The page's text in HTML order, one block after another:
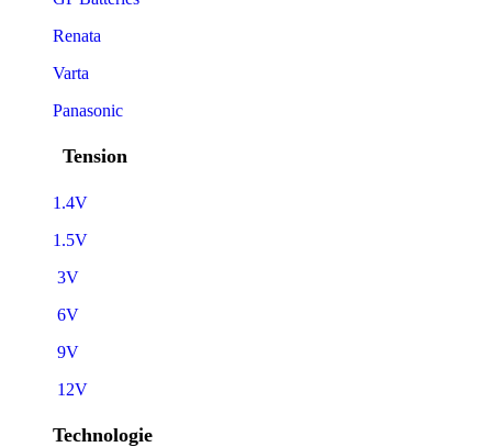
Renata
Varta
Panasonic
Tension
1.4V
1.5V
3V
6V
9V
12V
Technologie